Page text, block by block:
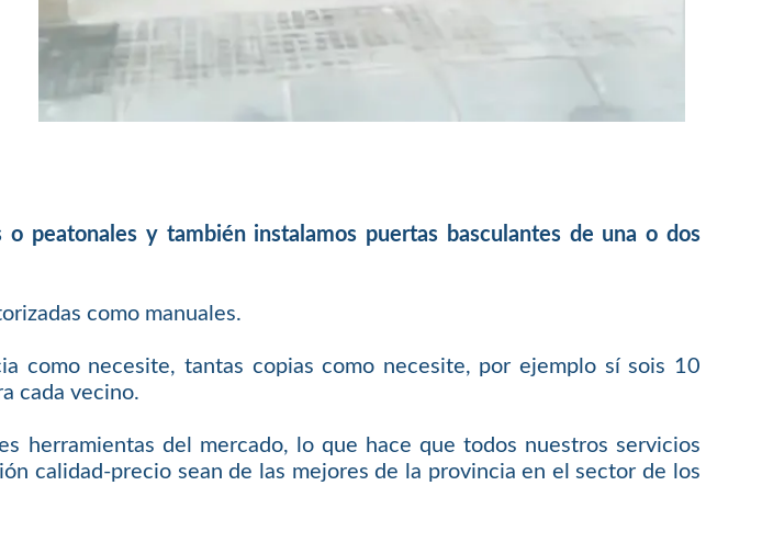
o peatonales y también instalamos puertas basculantes de una o dos
como manuales.
como necesite, tantas copias como necesite, por ejemplo sí sois 10
cada vecino.
herramientas del mercado, lo que hace que todos nuestros servicios
calidad-precio sean de las mejores de la provincia en el sector de los